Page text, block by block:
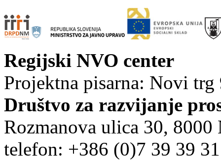
Regijski NVO center
Projektna pisarna: Novi
Društvo za razvijanje
Rozmanova ulica 30, 8000
telefon: +386 (0)7 39 39